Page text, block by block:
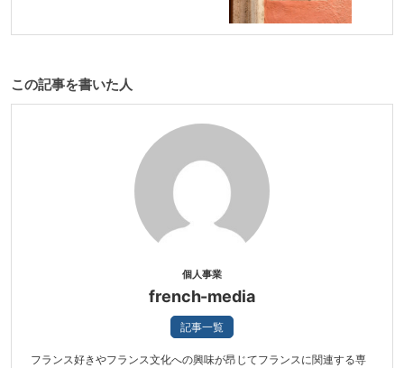
この記事を書いた人
個人事業
french-media
記事一覧
フランス好きやフランス文化への興味が昂じてフランスに関連する専